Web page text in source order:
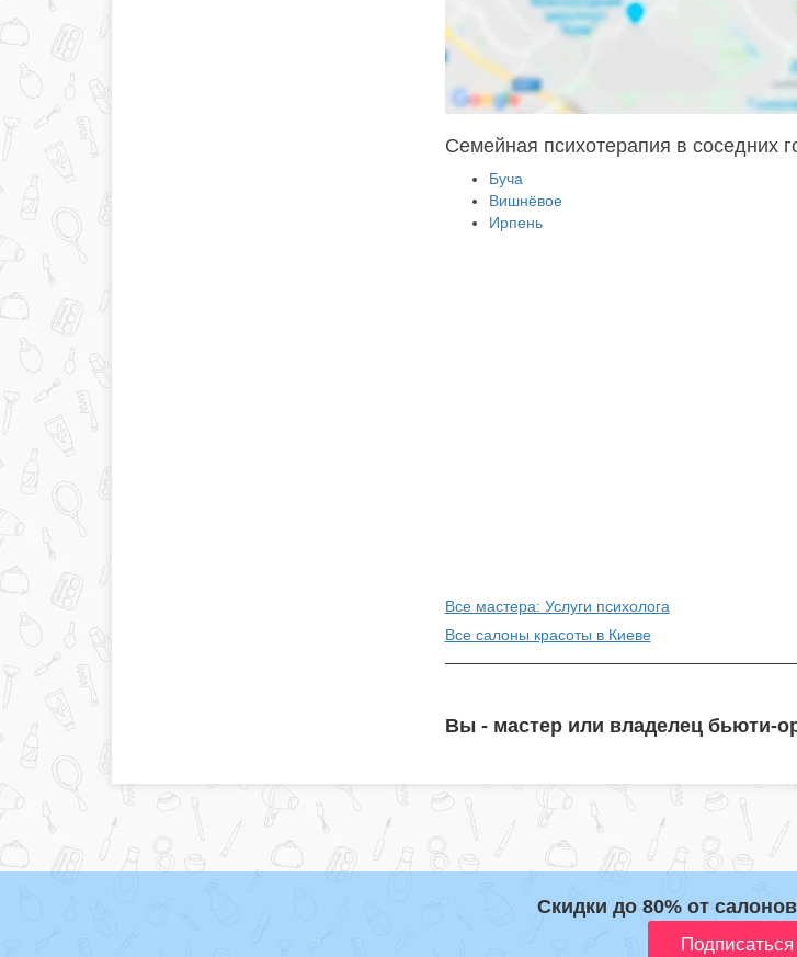
Семейная психотерапия в соседних
Буча
Вишнёвое
Ирпень
Все мастера: Услуги психолога
Все салоны красоты в Киеве
Вы - мастер или владелец бьюти-
Скидки до 80% от